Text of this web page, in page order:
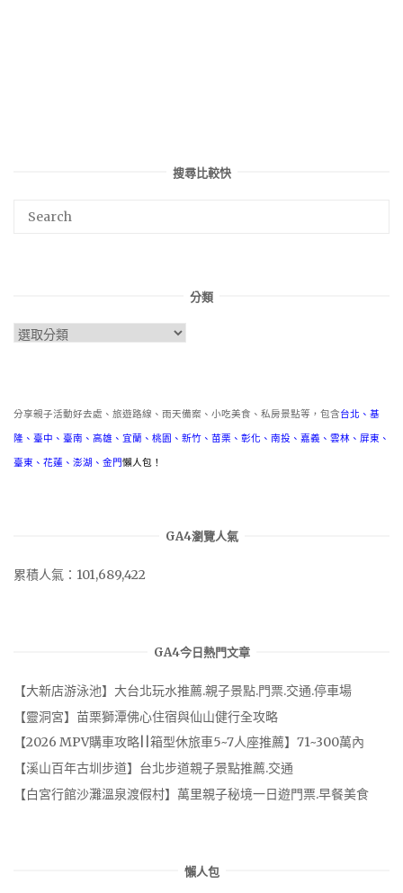
搜尋比較快
分類
分
分享親子活動好去處、旅遊路線、雨天備案、小吃美食、私房景點等，包含台北 、 基
隆 、 臺中 、 臺南 、 高雄 、 宜蘭 、 桃園 、 新竹 、 苗栗 、 彰化 、 南投 、 嘉義 、 雲林 、 屏東 、
臺東 、 花蓮 、 澎湖 、 金門懶人包！
GA4瀏覽人氣
累積人氣：101,689,422
GA4今日熱門文章
【大新店游泳池】大台北玩水推薦.親子景點.門票.交通.停車場
【靈洞宮】苗栗獅潭佛心住宿與仙山健行全攻略
【2026 MPV購車攻略||箱型休旅車5~7人座推薦】71~300萬內
【溪山百年古圳步道】台北步道親子景點推薦.交通
【白宮行館沙灘溫泉渡假村】萬里親子秘境一日遊門票.早餐美食
懶人包